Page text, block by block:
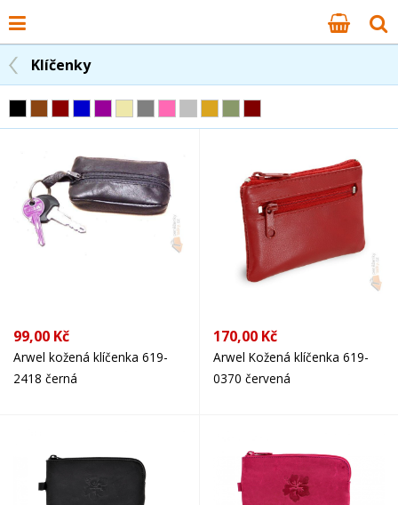
Klíčenky
99,00 Kč
Arwel kožená klíčenka 619-
2418 černá
170,00 Kč
Arwel Kožená klíčenka 619-
0370 červená